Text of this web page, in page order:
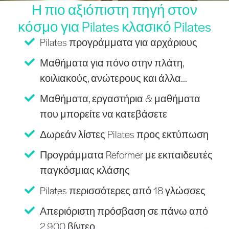
Η πιο αξιόπιστη πηγή στον
κόσμο για Pilates κλασικό Pilates
Pilates προγράμματα για αρχάριους
Μαθήματα για πόνο στην πλάτη,
κοιλιακούς, ανώτερους και άλλα...
Μαθήματα, εργαστήρια & μαθήματα
που μπορείτε να κατεβάσετε
Δωρεάν λίστες Pilates προς εκτύπωση
Προγράμματα Reformer με εκπαιδευτές
παγκόσμιας κλάσης
Pilates περισσότερες από 18 γλώσσες
Απεριόριστη πρόσβαση σε πάνω από
2.900 βίντεο